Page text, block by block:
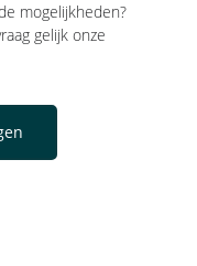
mogelijkheden?
gelijk onze